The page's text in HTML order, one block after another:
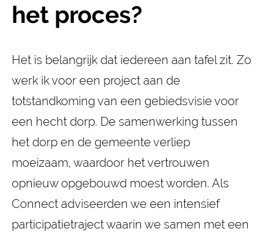
het proces?
Het is belangrijk dat iedereen aan tafel zit. Zo
werk ik voor een project aan de
totstandkoming van een gebiedsvisie voor
een hecht dorp. De samenwerking tussen
het dorp en de gemeente verliep
moeizaam, waardoor het vertrouwen
opnieuw opgebouwd moest worden. Als
Connect adviseerden we een intensief
participatietraject waarin we samen met een